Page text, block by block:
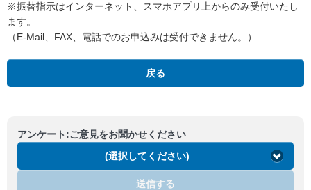
※振替指示はインターネット、スマホアプリ上からのみ受付いたし
ます。
（E-Mail、FAX、電話でのお申込みは受付できません。）
戻る
アンケート:ご意見をお聞かせください
(選択してください)
送信する